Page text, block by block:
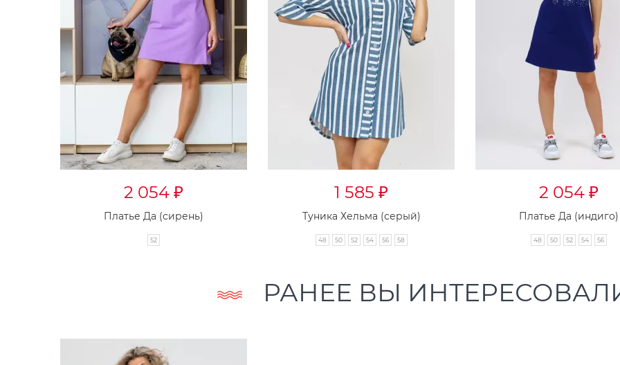
2 054 ₽
Платье Да (сирень)
52
1 585 ₽
Туника Хельма (серый)
48 50 52 54 56 58
2 054 ₽
Платье Да (индиго)
48 50 52 54 56
РАНЕЕ ВЫ